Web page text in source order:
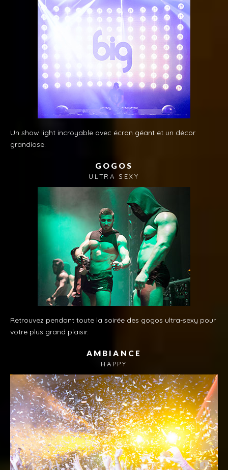
Un show light incroyable avec écran géant et un décor
grandiose.
GOGOS
ULTRA SEXY
Retrouvez pendant toute la soirée des gogos ultra-sexy pour
votre plus grand plaisir.
AMBIANCE
HAPPY